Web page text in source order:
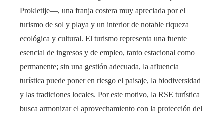
Prokletije—, una franja costera muy apreciada por el
turismo de sol y playa y un interior de notable riqueza
ecológica y cultural. El turismo representa una fuente
esencial de ingresos y de empleo, tanto estacional como
permanente; sin una gestión adecuada, la afluencia
turística puede poner en riesgo el paisaje, la biodiversidad
y las tradiciones locales. Por este motivo, la RSE turística
busca armonizar el aprovechamiento con la protección del